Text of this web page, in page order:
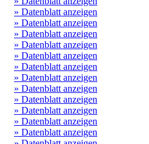
» Datenblatt anzeigen
» Datenblatt anzeigen
» Datenblatt anzeigen
» Datenblatt anzeigen
» Datenblatt anzeigen
» Datenblatt anzeigen
» Datenblatt anzeigen
» Datenblatt anzeigen
» Datenblatt anzeigen
» Datenblatt anzeigen
» Datenblatt anzeigen
» Datenblatt anzeigen